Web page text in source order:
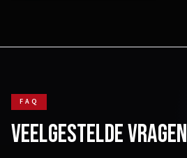
FAQ
VEELGESTELDE VRAGEN